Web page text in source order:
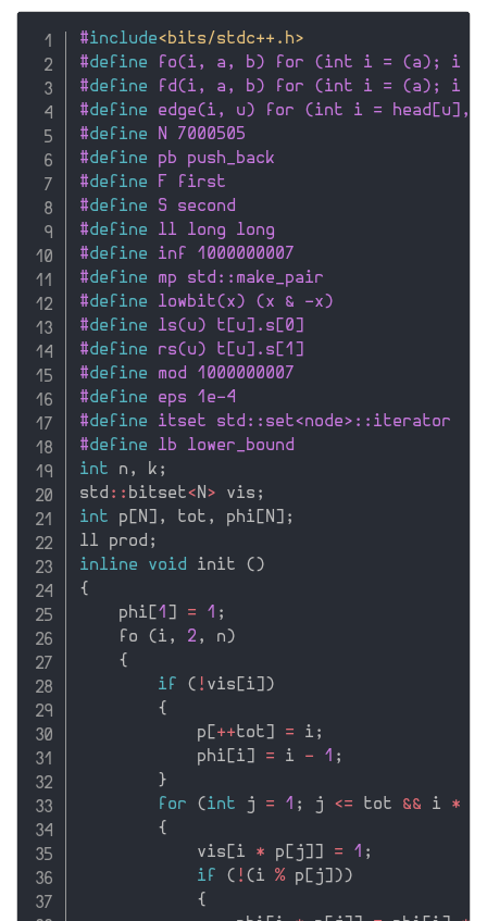
#include<bits/stdc++.h>
#define fo(i, a, b) for (int i = (a); i
#define fd(i, a, b) for (int i = (a); i
#define edge(i, u) for (int i =
#define N 7000505
#define pb push_back
#define F first
#define S second
#define ll long long
#define inf 1000000007
#define mp std::make_pair
#define lowbit(x) (x & -x)
#define ls(u) t[u].s[0]
#define rs(u) t[u].s[1]
#define mod 1000000007
#define eps 1e-4
#define itset std::set<node>::iterator
#define lb lower_bound
int n , k ;
std :: bitset<N> vis ;
int p [N] , tot , phi [N] ;
ll prod ;
inline
void init ()
{
    phi
[1 ] = 1 ;
    fo
(i , 2 , n)
{
if
( ! vis [i] )
{
            p
[++tot] = i ;
            phi
[i] = i - 1 ;
}
for
(int j = 1 ; j <= tot && i *
{
            vis
[i * p [ j] ] = 1 ;
if
( ! (i % p [ j] ))
{